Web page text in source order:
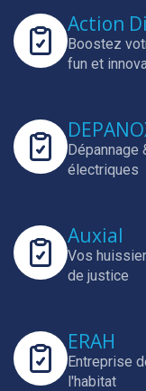
Action
Boostez
fun et
Dépannage
électriques
Auxial
Vos
de justice
ERAH
Entreprise
l'habitat